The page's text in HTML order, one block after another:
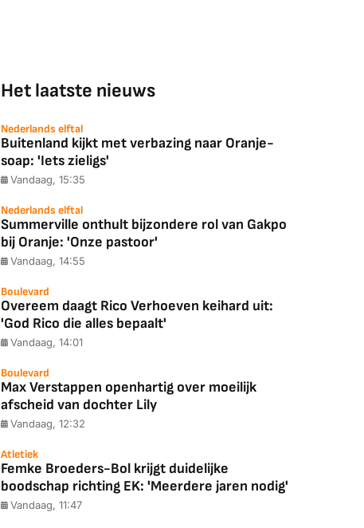
Het laatste nieuws
Nederlands elftal
Buitenland kijkt met verbazing naar Oranje-
soap: 'Iets zieligs'
Vandaag, 15:35
Nederlands elftal
Summerville onthult bijzondere rol van Gakpo
bij Oranje: 'Onze pastoor'
Vandaag, 14:55
Boulevard
Overeem daagt Rico Verhoeven keihard uit:
'God Rico die alles bepaalt'
Vandaag, 14:01
Boulevard
Max Verstappen openhartig over moeilijk
afscheid van dochter Lily
Vandaag, 12:32
Atletiek
Femke Broeders-Bol krijgt duidelijke
boodschap richting EK: 'Meerdere jaren nodig'
Vandaag, 11:47